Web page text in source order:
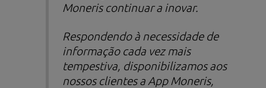
Moneris continuar a inovar.
Respondendo à necessidade de
informação cada vez mais
tempestiva, disponibilizamos aos
nossos clientes a App Moneris,